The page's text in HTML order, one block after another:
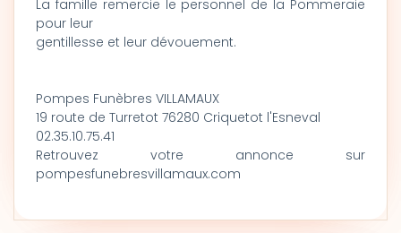
La famille remercie le personnel de la Pommeraie
pour leur
gentillesse et leur dévouement.
Pompes Funèbres VILLAMAUX
19 route de Turretot 76280 Criquetot l'Esneval
02.35.10.75.41
Retrouvez votre annonce sur
pompesfunebresvillamaux.com